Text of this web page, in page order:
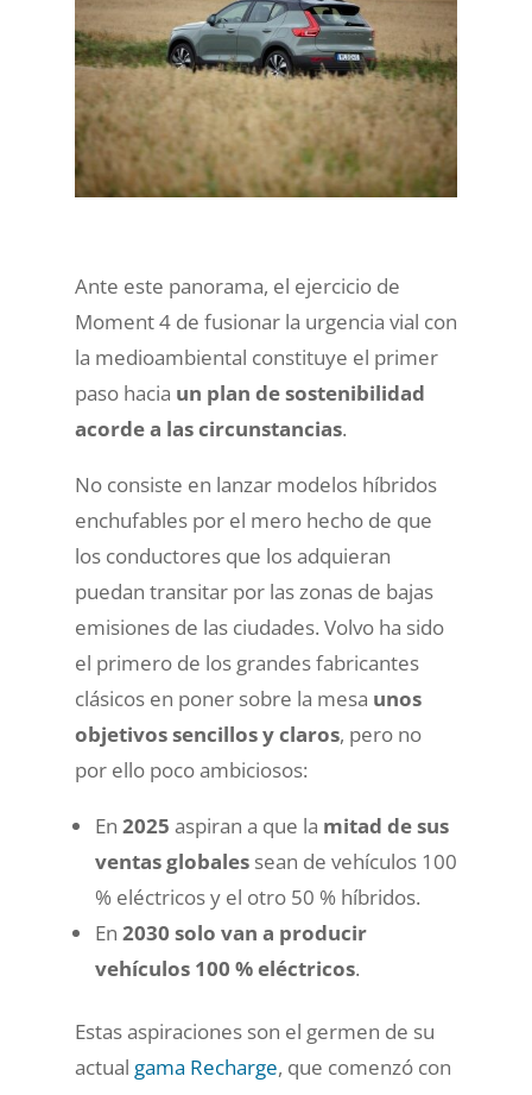
Ante este panorama, el ejercicio de
Moment 4 de fusionar la urgencia vial con
la medioambiental constituye el primer
paso hacia un plan de sostenibilidad
acorde a las circunstancias.
No consiste en lanzar modelos híbridos
enchufables por el mero hecho de que
los conductores que los adquieran
puedan transitar por las zonas de bajas
emisiones de las ciudades. Volvo ha sido
el primero de los grandes fabricantes
clásicos en poner sobre la mesa unos
objetivos sencillos y claros, pero no
por ello poco ambiciosos:
En 2025 aspiran a que la mitad de sus
ventas globalessean de vehículos 100
% eléctricos y el otro 50 % híbridos.
En 2030 solo van a producir
vehículos 100 % eléctricos.
Estas aspiraciones son el germen de su
actual gama Recharge, que comenzó con